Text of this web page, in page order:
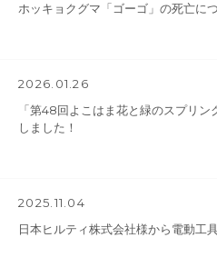
ホッキョクグマ「ゴーゴ」の死亡に
2026.01.26
「第48回よこはま花と緑のスプリ
しました！
2025.11.04
日本ヒルティ株式会社様から電動工